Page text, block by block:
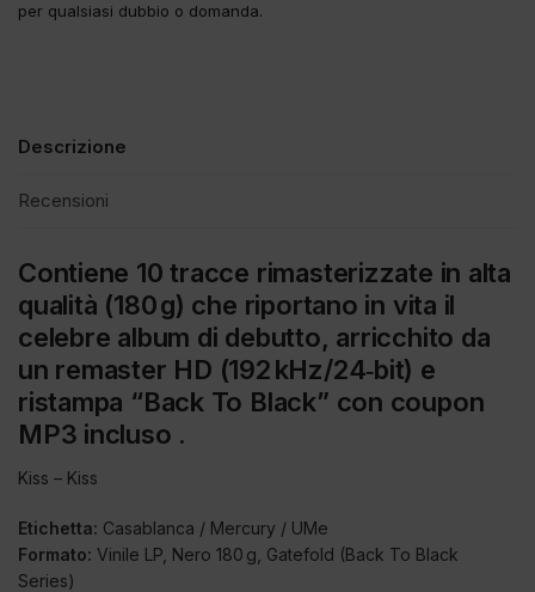
per qualsiasi dubbio o domanda.
Descrizione
Recensioni
Contiene 10 tracce rimasterizzate in alta
qualità (180 g) che riportano in vita il
celebre album di debutto, arricchito da
un remaster HD (192 kHz/24‑bit) e
ristampa “Back To Black” con coupon
MP3 incluso .
Kiss – Kiss
Etichetta: Casablanca / Mercury / UMe
Formato: Vinile LP, Nero 180 g, Gatefold (Back To Black
Series)